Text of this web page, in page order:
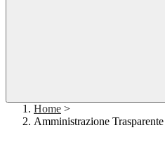
Home >
Amministrazione Trasparente